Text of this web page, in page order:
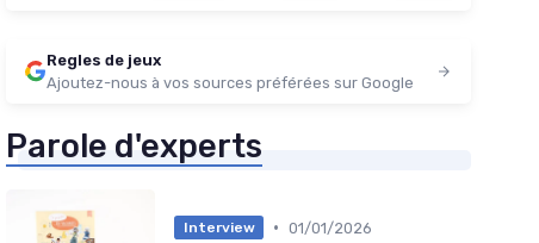
Regles de jeux
Ajoutez-nous à vos sources préférées sur Google
Parole d'experts
Interview • 01/01/2026